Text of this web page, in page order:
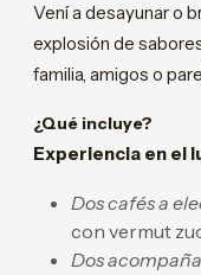
Vení a desayunar o
explosión de
familia, amigos o
¿Qué incluye?
Experiencia en el
Dos cafés a
con vermut
Dos